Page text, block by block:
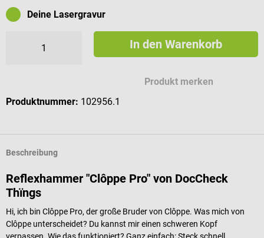
Deine Lasergravur
In den Warenkorb
Produkt merken
Produktnummer: 102956.1
Beschreibung
Reflexhammer "Clôppe Pro" von DocCheck
Thïngs
Hi, ich bin Clôppe Pro, der große Bruder von Clôppe. Was mich von
Clôppe unterscheidet? Du kannst mir einen schweren Kopf
verpassen. Wie das funktioniert? Ganz einfach: Steck schnell